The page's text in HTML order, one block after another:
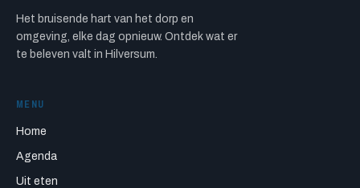
Het bruisende hart van het dorp en
omgeving, elke dag opnieuw. Ontdek wat er
te beleven valt in Hilversum.
MENU
Home
Agenda
Uit eten